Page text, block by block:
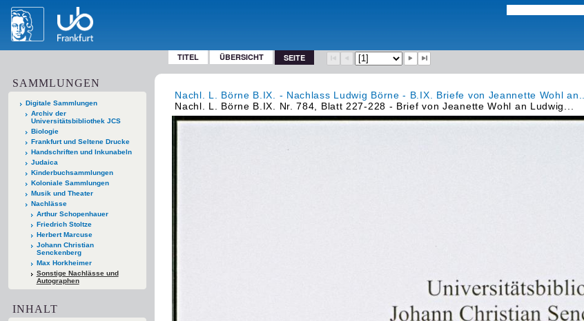
TITEL ÜBERSICHT SEITE
SAMMLUNGEN
Digitale Sammlungen
Archiv der
Universitätsbibliothek JCS
Biologie
Frankfurt und Seltene Drucke
Handschriften und Inkunabeln
Judaica
Kinderbuchsammlungen
Koloniale Sammlungen
Musik und Theater
Nachlässe
Arthur Schopenhauer
Friedrich Stoltze
Herbert Marcuse
Johann Christian
Senckenberg
Max Horkheimer
Sonstige Nachlässe und
Autographen
INHALT
Nachl. L. Börne B.IX. - Nachlass Ludwig Börne - B.IX. Briefe von Jeannette Wohl an...
Nachl. L. Börne B.IX. Nr. 784, Blatt 227-228 - Brief von Jeanette Wohl an Ludwig...